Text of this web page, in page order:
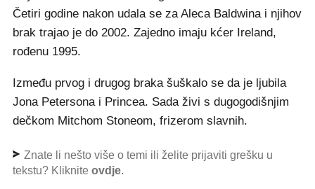
Četiri godine nakon udala se za Aleca Baldwina i njihov
brak trajao je do 2002. Zajedno imaju kćer Ireland,
rođenu 1995.
Između prvog i drugog braka šuškalo se da je ljubila
Jona Petersona i Princea. Sada živi s dugogodišnjim
dečkom Mitchom Stoneom, frizerom slavnih.
Znate li nešto više o temi ili želite prijaviti grešku u
tekstu? Kliknite ovdje.